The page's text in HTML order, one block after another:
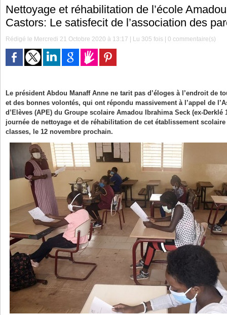
Nettoyage et réhabilitation de l’école
Castors: Le satisfecit de l’association des
Rédigé le Mercredi 21 Octobre 2020 à 13:17 | Lu 305 fois |0 commentaire(s)
Le président Abdou Manaff Anne ne tarit pas d’éloges à l’endroit de
et des bonnes volontés, qui ont répondu massivement à l’appel de
d’Elèves (APE) du Groupe scolaire Amadou Ibrahima Seck (ex-Derklé
journée de nettoyage et de réhabilitation de cet établissement
classes, le 12 novembre prochain.